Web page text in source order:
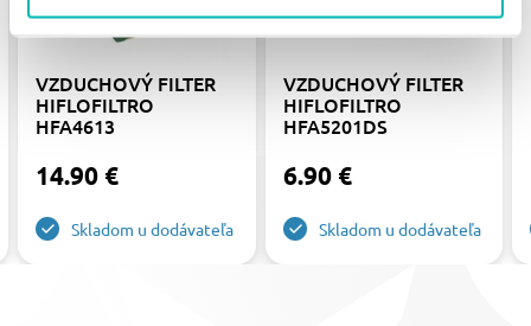
VZDUCHOVÝ FILTER
HIFLOFILTRO
HFA4613
14.90 €
Skladom u dodávateľa
VZDUCHOVÝ FILTER
HIFLOFILTRO
HFA5201DS
6.90 €
Skladom u dodávateľa